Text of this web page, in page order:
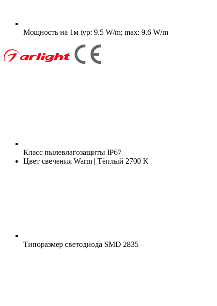
Мощность на 1м typ: 9.5 W/m; max: 9.6 W/m
Класс пылевлагозащиты IP67
Цвет свечения Warm | Тёплый 2700 K
Типоразмер светодиода SMD 2835